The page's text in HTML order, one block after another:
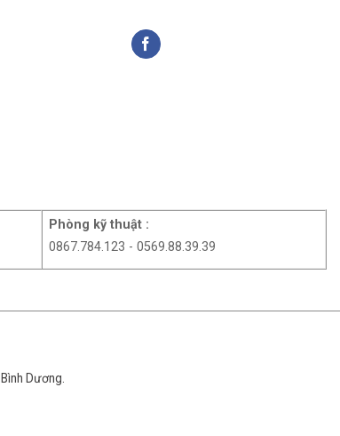
Phòng kỹ thuật :
0867.784.123 - 0569.88.39.39
Dương.